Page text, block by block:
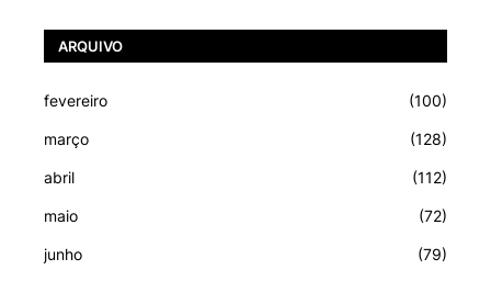
ARQUIVO
fevereiro (100)
março (128)
abril (112)
maio (72)
junho (79)